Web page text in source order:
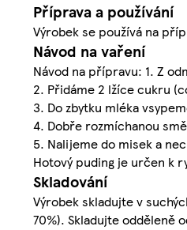
Příprava a používání
Výrobek se používá na
Návod na vaření
Návod na přípravu: 1. Z
2. Přidáme 2 lžíce cukru
3. Do zbytku mléka
4. Dobře rozmíchanou
5. Nalijeme do misek a
Hotový puding je určen k
Skladování
Výrobek skladujte v
70%). Skladujte odděleně